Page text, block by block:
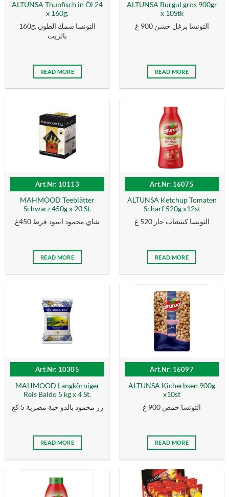
ALTUNSA Thunfisch in Öl 24
x 160g.
160g. التونسا سمك الطون
بالزیت
READ MORE
ALTUNSA Burgul gros 900gr
x 10Stk
التونسا برغل خشن 900 غ
READ MORE
Art.Nr: 10113
MAHMOOD Teeblätter
Schwarz 450g x 20 St.
شاي محمود اسود فرط 450غ
READ MORE
Art.Nr: 16075
ALTUNSA Ketchup Tomaten
Scharf 520g x12st
التونسا كيتشاب حار 520 غ
READ MORE
Art.Nr: 10305
MAHMOOD Langkörniger
Reis Baldo 5 kg x 4 St.
رز محمود بالدو حبة مصرية 5 كغ
READ MORE
Art.Nr: 16097
ALTUNSA Kicherbsen 900g
x10st
التونسا حمص 900 غ
READ MORE